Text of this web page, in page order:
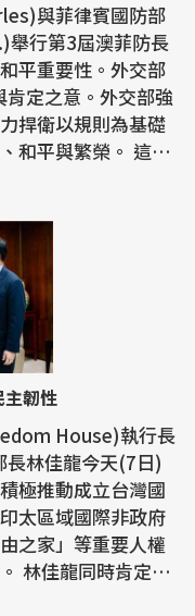
與菲律賓國防部
行第3屆澳菲防長
平重要性。外交部
定之意。外交部強
捍衛以規則為基礎
與繁榮。 這份
主韌性
House)執行長
林佳龍今天(7日)
極推動成立台灣國
太區域國際非政府
之家」等重要人權
定